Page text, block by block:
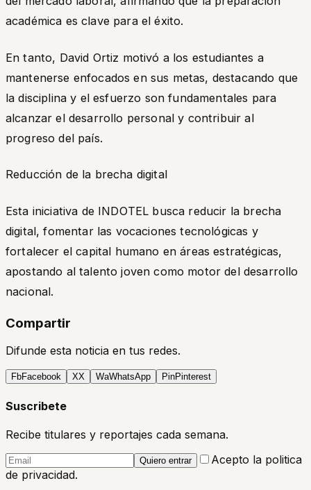
académica es clave para el éxito.
En tanto, David Ortiz motivó a los estudiantes a
mantenerse enfocados en sus metas, destacando que
la disciplina y el esfuerzo son fundamentales para
alcanzar el desarrollo personal y contribuir al
progreso del país.
Reducción de la brecha digital
Esta iniciativa de INDOTEL busca reducir la brecha
digital, fomentar las vocaciones tecnológicas y
fortalecer el capital humano en áreas estratégicas,
apostando al talento joven como motor del desarrollo
nacional.
Compartir
Difunde esta noticia en tus redes.
FbFacebook XX WaWhatsApp PinPinterest
Suscribete
Recibe titulares y reportajes cada semana.
Quiero entrar
Acepto la politica
de privacidad.